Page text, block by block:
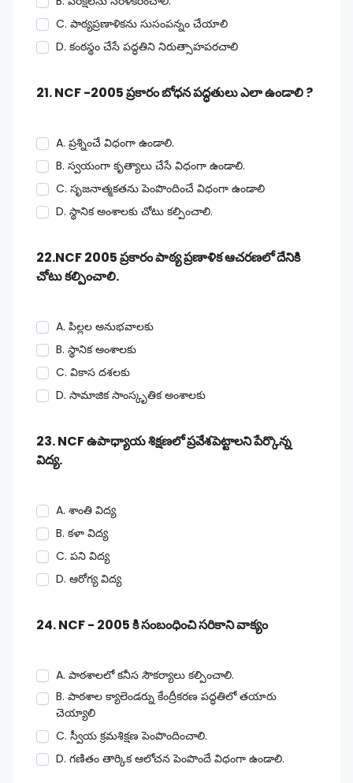
C. పాఠ్యప్రణాళికను సుసంపన్నం చేయాలి
D. కంఠస్థం చేసే పద్ధతిని నిరుత్సాహపరచాలి
21. NCF -2005 ప్రకారం బోధన పద్ధతులు ఎలా ఉండాలి ?
A. ప్రశ్నించే విధంగా ఉండాలి.
B. స్వయంగా కృత్యాలు చేసే విధంగా ఉండాలి.
C. సృజనాత్మకతను పెంపొందించే విధంగా ఉండాలి
D. స్థానిక అంశాలకు చోటు కల్పించాలి.
22.NCF 2005 ప్రకారం పాఠ్య ప్రణాళిక ఆచరణలో దేనికి
చోటు కల్పించాలి.
A. పిల్లల అనుభవాలకు
B. స్థానిక అంశాలకు
C. వికాస దశలకు
D. సామాజిక సాంస్కృతిక అంశాలకు
23. NCF ఉపాధ్యాయ శిక్షణలో ప్రవేశపెట్టాలని పేర్కొన్న
విద్య.
A. శాంతి విద్య
B. కళా విద్య
C. పని విద్య
D. ఆరోగ్య విద్య
24. NCF - 2005 కి సంబంధించి సరికాని వాక్యం
A. పాఠశాలలో కనీస సౌకర్యాలు కల్పించాలి.
B. పాఠశాల క్యాలెండర్ను కేంద్రీకరణ పద్ధతిలో తయారు
చెయ్యాలి
C. స్వీయ క్రమశిక్షణ పెంపొందించాలి.
D. గణితం తార్కిక ఆలోచన పెంపొందే విధంగా ఉండాలి.